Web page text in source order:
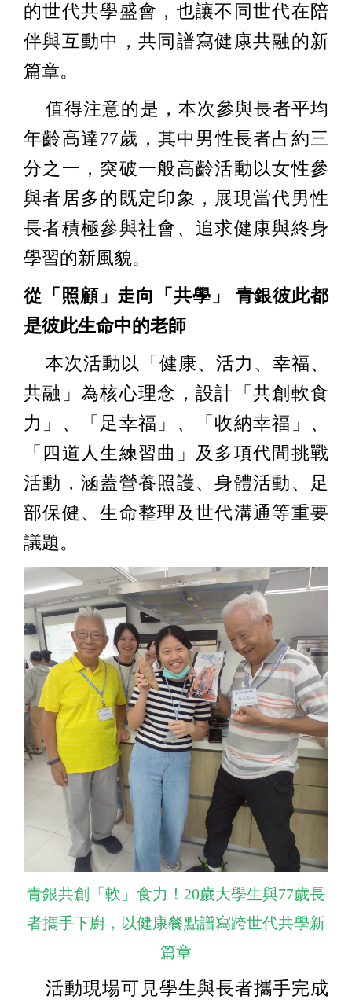
的世代共學盛會，也讓不同世代在陪
伴與互動中，共同譜寫健康共融的新
篇章。
值得注意的是，本次參與長者平均
年齡高達77歲，其中男性長者占約三
分之一，突破一般高齡活動以女性參
與者居多的既定印象，展現當代男性
長者積極參與社會、追求健康與終身
學習的新風貌。
從「照顧」走向「共學」 青銀彼此都
是彼此生命中的老師
本次活動以「健康、活力、幸福、
共融」為核心理念，設計「共創軟食
力」、「足幸福」、「收納幸福」、
「四道人生練習曲」及多項代間挑戰
活動，涵蓋營養照護、身體活動、足
部保健、生命整理及世代溝通等重要
議題。
青銀共創「軟」食力！20歲大學生與77歲長
者攜手下廚，以健康餐點譜寫跨世代共學新
篇章
活動現場可見學生與長者攜手完成